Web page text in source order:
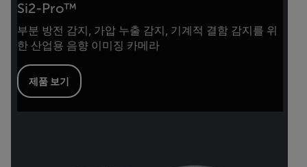
Si2-Pro™
부분 방전 감지, 가압 누출 감지, 기계적 결함 감지를 위
한 산업용 음향 이미징 카메라
제품 보기